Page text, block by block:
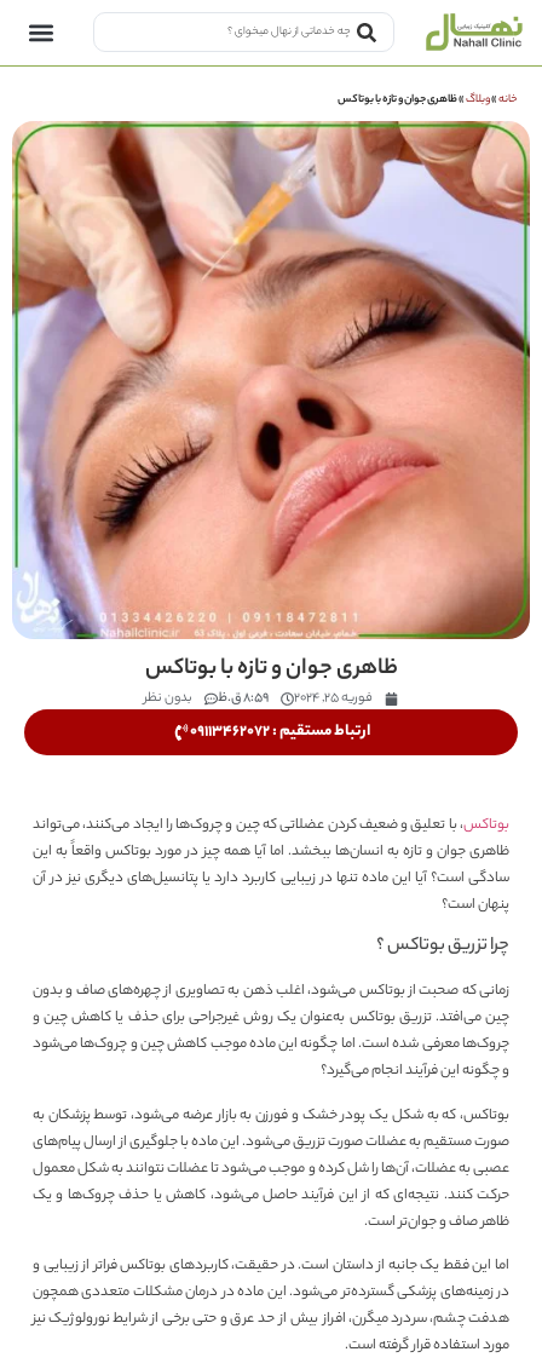
خانه»وبلاگ»ظاهری جوان و تازه با بوتاکس
ظاهری جوان و تازه با بوتاکس
فوریه 25, 2024 8:59 ق.ظ بدون نظر
ارتباط مستقیم : 09113462072
بوتاکس، با تعلیق و ضعیف کردن عضلاتی که چین و چروک‌ها را ایجاد می‌کنند، می‌تواند
ظاهری جوان و تازه به انسان‌ها ببخشد. اما آیا همه چیز در مورد بوتاکس واقعاً به این
سادگی است؟ آیا این ماده تنها در زیبایی کاربرد دارد یا پتانسیل‌های دیگری نیز در آن
پنهان است؟
چرا تزریق بوتاکس ؟
زمانی که صحبت از بوتاکس می‌شود، اغلب ذهن به تصاویری از چهره‌های صاف و بدون
چین می‌افتد. تزریق بوتاکس به‌عنوان یک روش غیرجراحی برای حذف یا کاهش چین و
چروک‌ها معرفی شده است. اما چگونه این ماده موجب کاهش چین و چروک‌ها می‌شود
و چگونه این فرآیند انجام می‌گیرد؟
بوتاکس، که به شکل یک پودر خشک و فورزن به بازار عرضه می‌شود، توسط پزشکان به
صورت مستقیم به عضلات صورت تزریق می‌شود. این ماده با جلوگیری از ارسال پیام‌های
عصبی به عضلات، آن‌ها را شل کرده و موجب می‌شود تا عضلات نتوانند به شکل معمول
حرکت کنند. نتیجه‌ای که از این فرآیند حاصل می‌شود، کاهش یا حذف چروک‌ها و یک
ظاهر صاف و جوان‌تر است.
اما این فقط یک جانبه از داستان است. در حقیقت، کاربردهای بوتاکس فراتر از زیبایی و
در زمینه‌های پزشکی گسترده‌تر می‌شود. این ماده در درمان مشکلات متعددی همچون
هدفت چشم، سردرد میگرن، افراز بیش از حد عرق و حتی برخی از شرایط نورولوژیک نیز
مورد استفاده قرار گرفته است.